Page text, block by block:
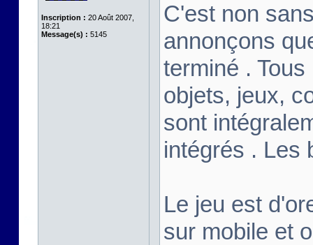
Inscription : 20 Août 2007,
18:21
Message(s) : 5145
C'est non
annonçons
terminé .
objets, jeux,
sont
intégrés . Les
Le jeu est
sur mobile et